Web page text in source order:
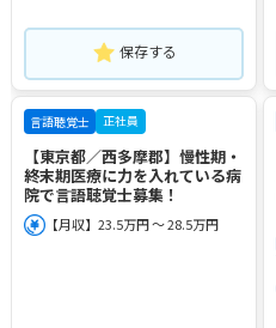
保存する
言語聴覚士 正社員
【東京都／西多摩郡】慢性期・
終末期医療に力を入れている病
院で言語聴覚士募集！
【月収】23.5万円 ～ 28.5万円